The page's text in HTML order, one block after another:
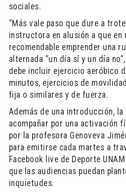
sociales.
“Más vale paso que dure a
instructora en alusión a que en
recomendable emprender una
alternada “un día sí y un día
debe incluir ejercicio aeróbico
minutos, ejercicios de
fija o similares y de fuerza.
Además de una introducción, la
acompañar por una activación
por la profesora Genoveva
para emitirse cada martes a
Facebook live de Deporte
que las audiencias puedan
inquietudes.